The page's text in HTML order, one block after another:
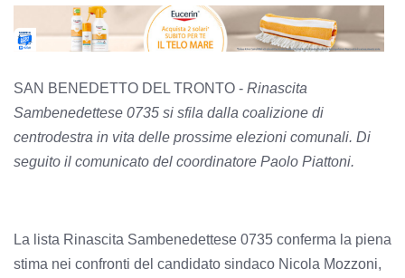
SAN BENEDETTO DEL TRONTO - Rinascita
Sambenedettese 0735 si sfila dalla coalizione di
centrodestra in vita delle prossime elezioni comunali. Di
seguito il comunicato del coordinatore Paolo Piattoni.
La lista Rinascita Sambenedettese 0735 conferma la piena
stima nei confronti del candidato sindaco Nicola Mozzoni,